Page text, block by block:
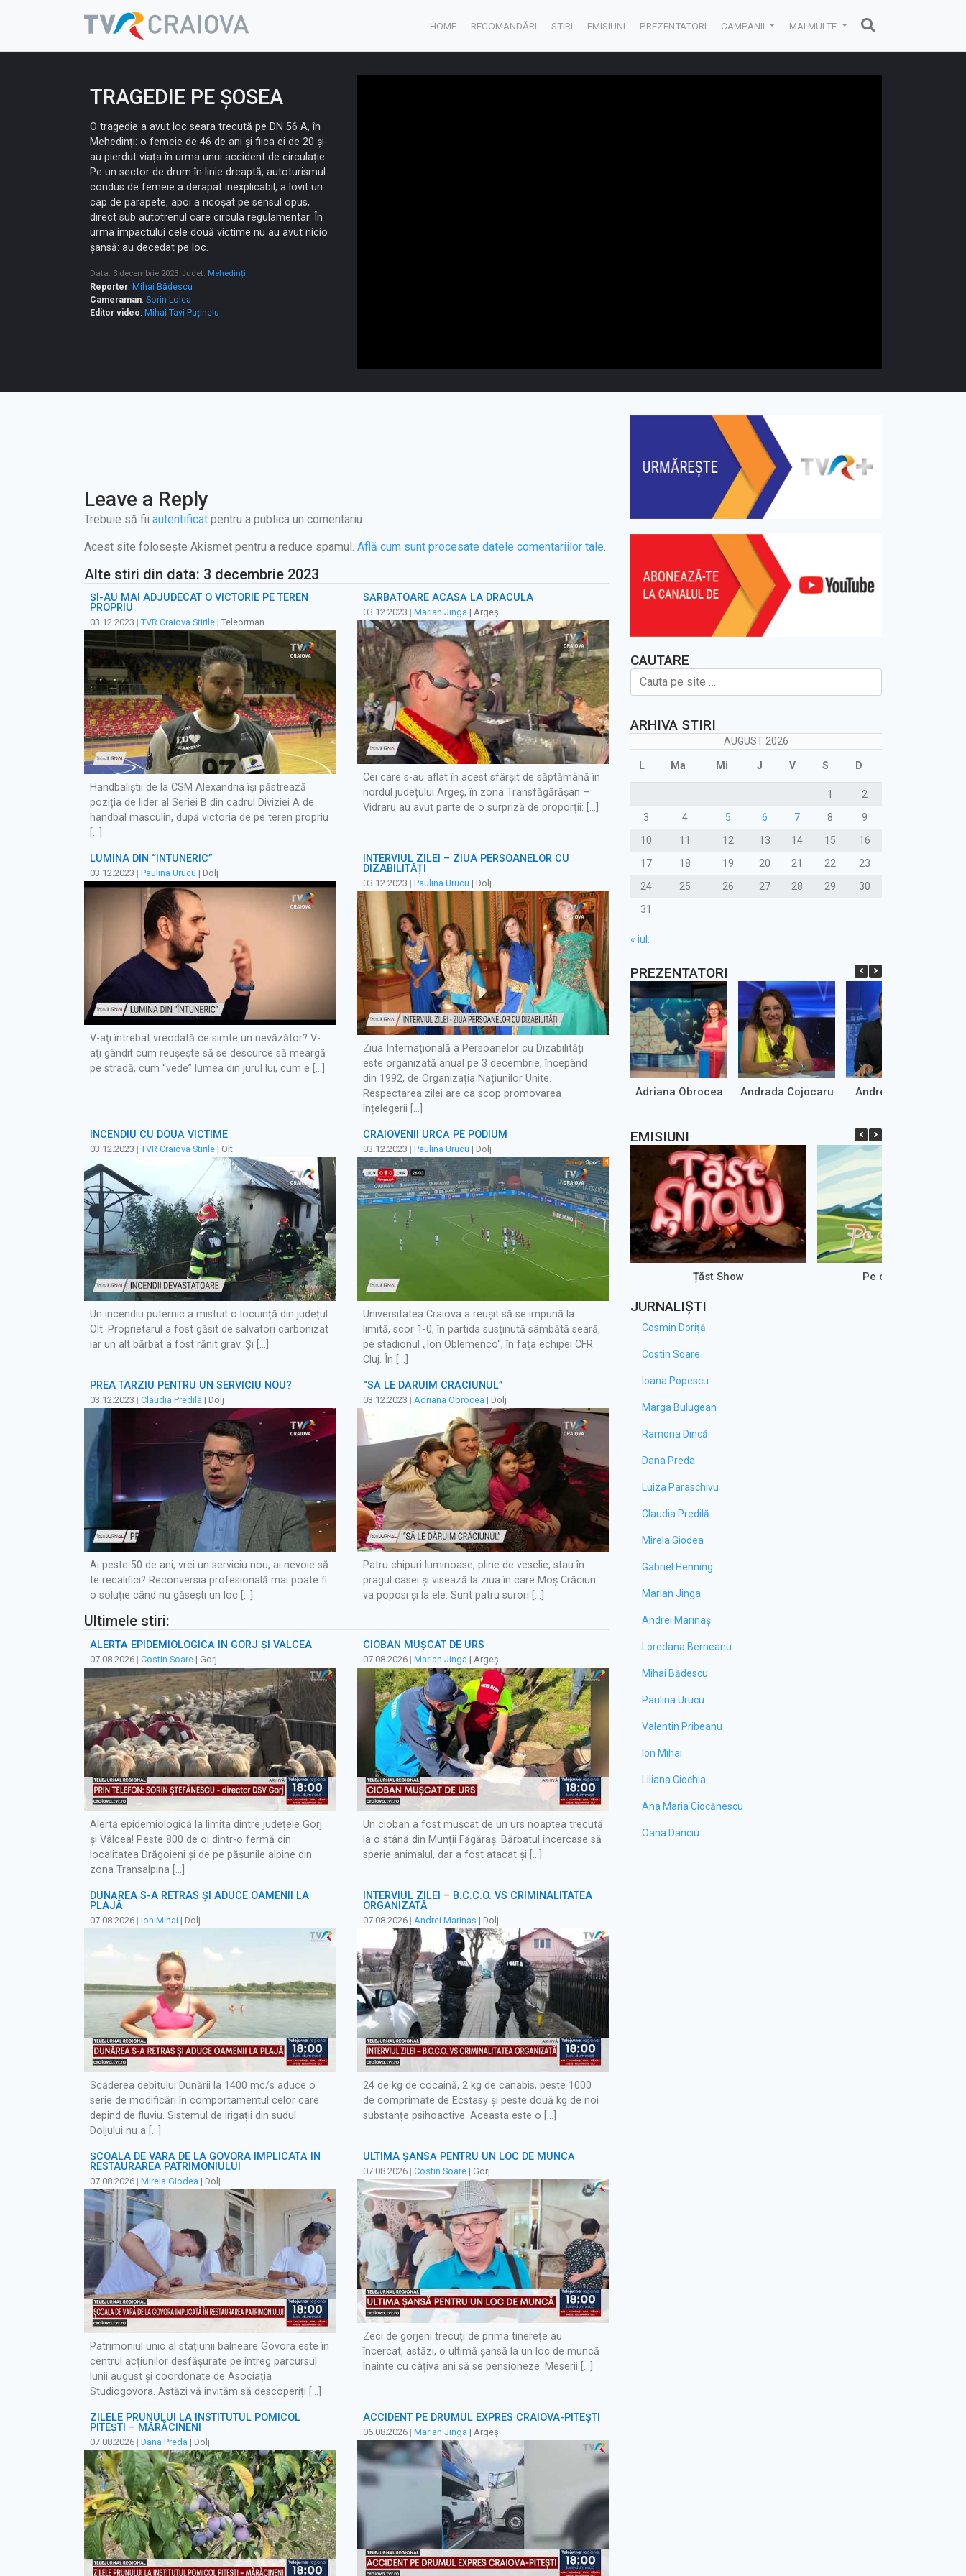
HOME RECOMANDĂRI STIRI EMISIUNI PREZENTATORI CAMPANII MAI MULTE
TRAGEDIE PE ȘOSEA
O tragedie a avut loc seara trecută pe DN 56 A, în
Mehedinți: o femeie de 46 de ani și fiica ei de 20 și-
au pierdut viața în urma unui accident de circulație.
Pe un sector de drum în linie dreaptă, autoturismul
condus de femeie a derapat inexplicabil, a lovit un
cap de parapete, apoi a ricoșat pe sensul opus,
direct sub autotrenul care circula regulamentar. În
urma impactului cele două victime nu au avut nicio
șansă: au decedat pe loc.
Data: 3 decembrie 2023 Judet: Mehedinți
Reporter: Mihai Bădescu
Cameraman: Sorin Lolea
Editor video: Mihai Tavi Puținelu
Leave a Reply
Trebuie să fii autentificat pentru a publica un comentariu.
Acest site folosește Akismet pentru a reduce spamul. Află cum sunt procesate datele comentariilor tale.
Alte stiri din data: 3 decembrie 2023
ȘI-AU MAI ADJUDECAT O VICTORIE PE TEREN
PROPRIU
03.12.2023 | TVR Craiova Stirile | Teleorman
Handbaliștii de la CSM Alexandria își păstrează
poziția de lider al Seriei B din cadrul Diviziei A de
handbal masculin, după victoria de pe teren propriu
[…]
SĂRBĂTOARE ACASĂ LA DRACULA
03.12.2023 | Marian Jinga | Argeș
Cei care s-au aflat în acest sfârşit de săptămână în
nordul județului Argeș, în zona Transfăgărășan –
Vidraru au avut parte de o surpriză de proporții: […]
LUMINA DIN “ÎNTUNERIC”
03.12.2023 | Paulina Urucu | Dolj
V-aţi întrebat vreodată ce simte un nevăzător? V-
aţi gândit cum reuşeşte să se descurce să meargă
pe stradă, cum “vede” lumea din jurul lui, cum e […]
INTERVIUL ZILEI – ZIUA PERSOANELOR CU
DIZABILITĂȚI
03.12.2023 | Paulina Urucu | Dolj
Ziua Internațională a Persoanelor cu Dizabilități
este organizată anual pe 3 decembrie, începând
din 1992, de Organizația Națiunilor Unite.
Respectarea zilei are ca scop promovarea
înțelegerii […]
INCENDIU CU DOUĂ VICTIME
03.12.2023 | TVR Craiova Stirile | Olt
Un incendiu puternic a mistuit o locuință din județul
Olt. Proprietarul a fost găsit de salvatori carbonizat
iar un alt bărbat a fost rănit grav. Şi […]
CRAIOVENII URCĂ PE PODIUM
03.12.2023 | Paulina Urucu | Dolj
Universitatea Craiova a reuşit să se impună la
limită, scor 1-0, în partida susţinută sâmbătă seară,
pe stadionul „Ion Oblemenco“, în faţa echipei CFR
Cluj. În […]
PREA TÂRZIU PENTRU UN SERVICIU NOU?
03.12.2023 | Claudia Predilă | Dolj
Ai peste 50 de ani, vrei un serviciu nou, ai nevoie să
te recalifici? Reconversia profesională mai poate fi
o soluție când nu găsești un loc […]
“SĂ LE DĂRUIM CRĂCIUNUL”
03.12.2023 | Adriana Obrocea | Dolj
Patru chipuri luminoase, pline de veselie, stau în
pragul casei și visează la ziua în care Moș Crăciun
va poposi și la ele. Sunt patru surori […]
Ultimele stiri:
ALERTĂ EPIDEMIOLOGICĂ ÎN GORJ ȘI VÂLCEA
07.08.2026 | Costin Soare | Gorj
Alertă epidemiologică la limita dintre județele Gorj
și Vâlcea! Peste 800 de oi dintr-o fermă din
localitatea Drăgoieni și de pe pășunile alpine din
zona Transalpina […]
CIOBAN MUȘCAT DE URS
07.08.2026 | Marian Jinga | Argeș
Un cioban a fost mușcat de un urs noaptea trecută
la o stână din Munții Făgăraș. Bărbatul încercase să
sperie animalul, dar a fost atacat și […]
DUNĂREA S-A RETRAS ŞI ADUCE OAMENII LA
PLAJĂ
07.08.2026 | Ion Mihai | Dolj
Scăderea debitului Dunării la 1400 mc/s aduce o
serie de modificări în comportamentul celor care
depind de fluviu. Sistemul de irigații din sudul
Doljului nu a […]
INTERVIUL ZILEI – B.C.C.O. VS CRIMINALITATEA
ORGANIZATĂ
07.08.2026 | Andrei Marinaș | Dolj
24 de kg de cocaină, 2 kg de canabis, peste 1000
de comprimate de Ecstasy și peste două kg de noi
substanțe psihoactive. Aceasta este o […]
ȘCOALA DE VARĂ DE LA GOVORA IMPLICATĂ ÎN
RESTAURAREA PATRIMONIULUI
07.08.2026 | Mirela Giodea | Dolj
Patrimoniul unic al stațiunii balneare Govora este în
centrul acțiunilor desfășurate pe întreg parcursul
lunii august și coordonate de Asociația
Studiogovora. Astăzi vă invităm să descoperiți […]
ULTIMA ȘANSĂ PENTRU UN LOC DE MUNCĂ
07.08.2026 | Costin Soare | Gorj
Zeci de gorjeni trecuți de prima tinerețe au
încercat, astăzi, o ultimă șansă la un loc de muncă
înainte cu câțiva ani să se pensioneze. Meserii […]
ZILELE PRUNULUI LA INSTITUTUL POMICOL
PITEȘTI – MĂRĂCINENI
07.08.2026 | Dana Preda | Dolj
ACCIDENT PE DRUMUL EXPRES CRAIOVA-PITEȘTI
06.08.2026 | Marian Jinga | Argeș
CAUTARE
ARHIVA STIRI
AUGUST 2026
L Ma Mi J V S D
1
2
3
4 5 6 7 8
9
10
11 12 13 14 15
16
17
18 19 20 21 22
23
24
25 26 27 28 29
30
31
« iul.
PREZENTATORI
Adriana Obrocea Andrada Cojocaru Andrei Marinaș
EMISIUNI
Țăst Show Pe cărări de țară
JURNALIȘTI
Cosmin Doriță
Costin Soare
Ioana Popescu
Marga Bulugean
Ramona Dincă
Dana Preda
Luiza Paraschivu
Claudia Predilă
Mirela Giodea
Gabriel Henning
Marian Jinga
Andrei Marinaș
Loredana Berneanu
Mihai Bădescu
Paulina Urucu
Valentin Pribeanu
Ion Mihai
Liliana Ciochia
Ana Maria Ciocănescu
Oana Danciu